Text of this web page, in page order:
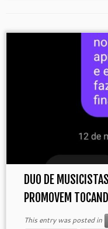
DUO DE
PROMOVEM
This entry was posted in